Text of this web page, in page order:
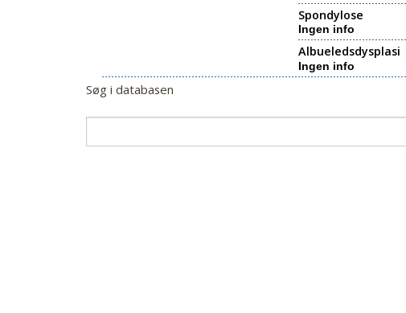
Spondylose
Ingen info
Albueledsdysplasi
Ingen info
Søg i databasen